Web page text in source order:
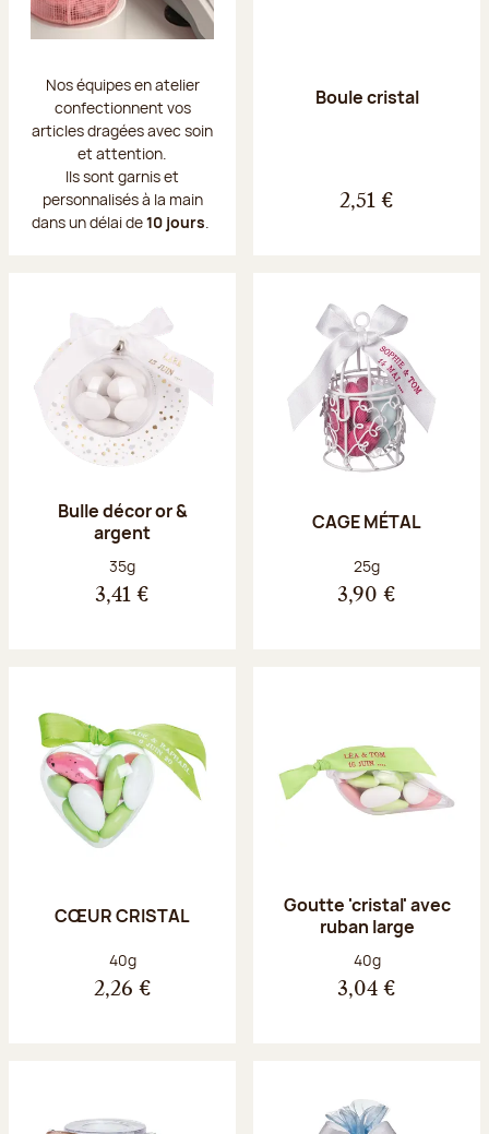
Nos équipes en atelier
confectionnent vos
articles dragées avec soin
et attention.
Ils sont garnis et
personnalisés à la main
dans un délai de10 jours.
Boule cristal
2,51 €
Bulle décor or &
argent
Poids net :
35g
3,41 €
CAGE MÉTAL
Poids net :
25g
3,90 €
CŒUR CRISTAL
Poids net :
40g
2,26 €
Goutte 'cristal' avec
ruban large
Poids net :
40g
3,04 €